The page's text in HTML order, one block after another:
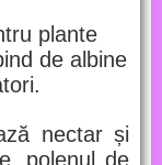
plante
de albine
nectar și
polenul de